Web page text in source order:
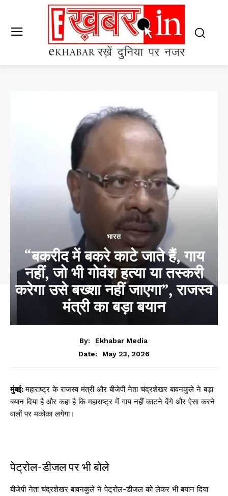
भारत
“बकरीद में बकरे काटे जाते हैं, गाय
नहीं, जो भी गोवंश हत्या या तस्करी
करेगा उसे बख्शा नहीं जाएगा”, राजस्व
मंत्री का बड़ा बयान
By:
Ekhabar Media
Date:
May 23, 2026
मुंबई:महाराष्ट्र के राजस्व मंत्री और बीजेपी नेता चंद्रशेखर बावनकुले ने बड़ा
बयान दिया है और कहा है कि महाराष्ट्र में गाय नहीं काटने देंगे और ऐसा करने
वालों पर मकोका लगेगा।
पेट्रोल-डीजल पर भी बोले
बीजेपी नेता चंद्रशेखर बावनकुले ने पेट्रोल-डीजल को लेकर भी बयान दिया